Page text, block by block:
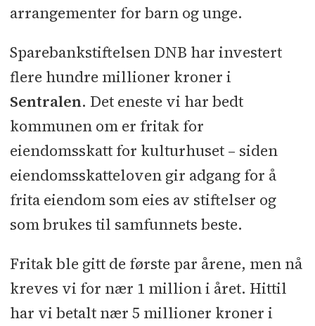
arrangementer for barn og unge.
Sparebankstiftelsen DNB har investert
flere hundre millioner kroner i
Sentralen. Det eneste vi har bedt
kommunen om er fritak for
eiendomsskatt for kulturhuset – siden
eiendomsskatteloven gir adgang for å
frita eiendom som eies av stiftelser og
som brukes til samfunnets beste.
Fritak ble gitt de første par årene, men nå
kreves vi for nær 1 million i året. Hittil
har vi betalt nær 5 millioner kroner i